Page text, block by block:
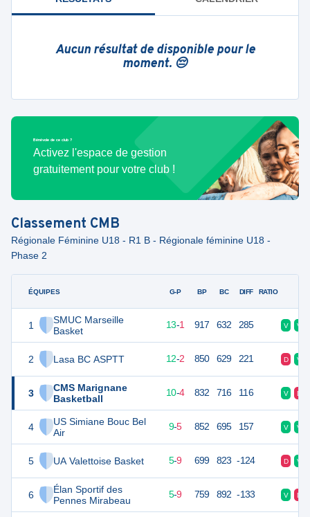
Aucun résultat de disponible pour le
moment. 😔
Bénévole de ce club ?
Activez l'espace de gestion
gratuitement pour votre club !
Classement CMB
Régionale Féminine U18 - R1 B - Régionale féminine U18 -
Phase 2
ÉQUIPES
1
SMUC Marseille
Basket
2 Lasa BC ASPTT
3
CMS Marignane
Basketball
4
US Simiane Bouc Bel
Air
5 UA Valettoise Basket
6
Élan Sportif des
Pennes Mirabeau
G-P BP BC DIFF RATIO
27 13-1 917 632 285 V V
26 12-2 850 629 221 D V
24 10-4 832 716 116 V D
23 14 9-5 852 695 157 V V
19 14 5-9 699 823 -124 D V
19 5-9 759 892 -133 V D